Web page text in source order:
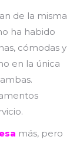
de la misma
ha habido
cómodas y
en la única
más, pero